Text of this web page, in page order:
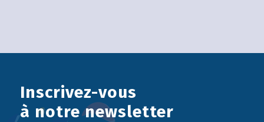
Inscrivez-vous
à notre newsletter